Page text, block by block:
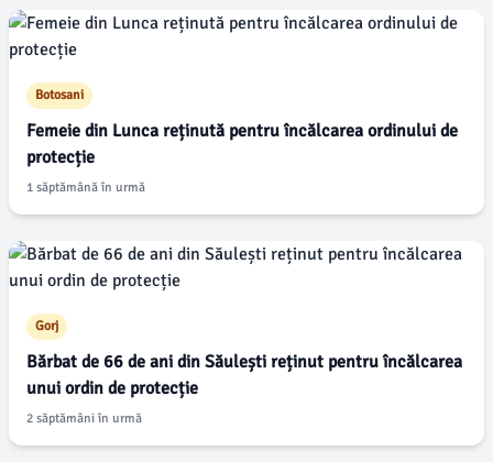
Botosani
Femeie din Lunca reținută pentru încălcarea ordinului de
protecție
1 săptămână în urmă
Gorj
Bărbat de 66 de ani din Săulești reținut pentru încălcarea
unui ordin de protecție
2 săptămâni în urmă